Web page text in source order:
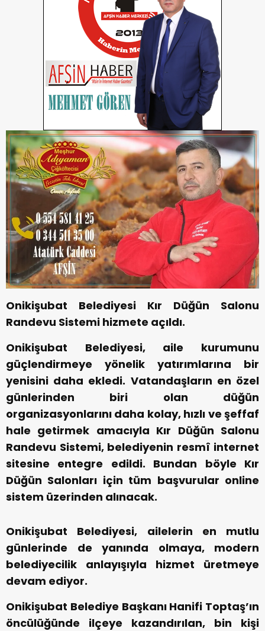
Onikişubat Belediyesi Kır Düğün Salonu
Randevu Sistemi hizmete açıldı.
Onikişubat Belediyesi, aile kurumunu
güçlendirmeye yönelik yatırımlarına bir
yenisini daha ekledi. Vatandaşların en özel
günlerinden biri olan düğün
organizasyonlarını daha kolay, hızlı ve şeffaf
hale getirmek amacıyla Kır Düğün Salonu
Randevu Sistemi, belediyenin resmî internet
sitesine entegre edildi. Bundan böyle Kır
Düğün Salonları için tüm başvurular online
sistem üzerinden alınacak.
Onikişubat Belediyesi, ailelerin en mutlu
günlerinde de yanında olmaya, modern
belediyecilik anlayışıyla hizmet üretmeye
devam ediyor.
Onikişubat Belediye Başkanı Hanifi Toptaş’ın
öncülüğünde ilçeye kazandırılan, bin kişi